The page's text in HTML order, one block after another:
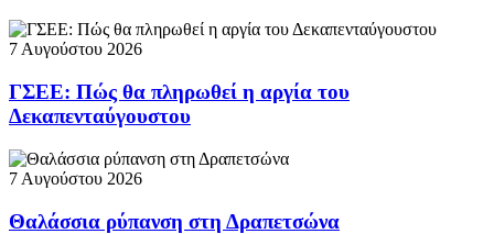
7 Αυγούστου 2026
ΓΣΕΕ: Πώς θα πληρωθεί η αργία του
Δεκαπενταύγουστου
7 Αυγούστου 2026
Θαλάσσια ρύπανση στη Δραπετσώνα